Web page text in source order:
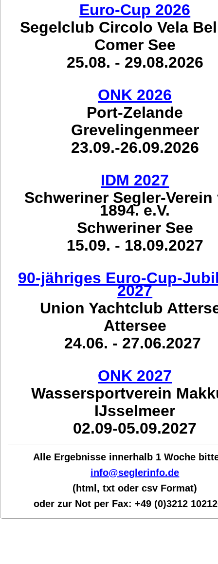
Euro-Cup 2026
Segelclub Circolo Vela
Comer See
25.08. - 29.08.2026
ONK 2026
Port-Zelande
Grevelingenmeer
23.09.-26.09.2026
IDM 2027
Schweriner Segler-Verein
1894. e.V.
Schweriner See
15.09. - 18.09.2027
90-jähriges Euro-Cup-
2027
Union Yachtclub
Attersee
24.06. - 27.06.2027
ONK 2027
Wassersportverein
IJsselmeer
02.09-05.09.2027
Alle Ergebnisse innerhalb 1 Woche bit
info@seglerinfo.de
(html, txt oder csv Format)
oder zur Not per Fax:+49 (0)3212